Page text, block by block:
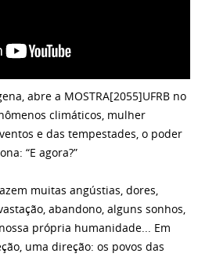
abre a MOSTRA[2055]UFRB no
climáticos, mulher
e das tempestades, o poder
“E agora?”
muitas angústias, dores,
abandono, alguns sonhos,
própria humanidade... Em
uma direção: os povos das